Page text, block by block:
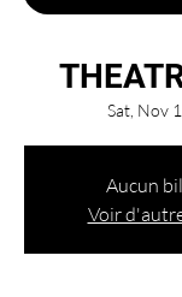
Sat, Nov
Aucun
Voir